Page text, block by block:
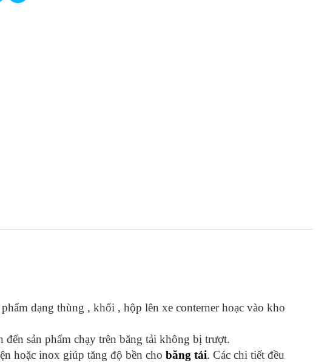
dạng thùng , khối , hộp lên xe conterner hoạc vào kho
sản phẩm chạy trên băng tải không bị trượt.
hoặc inox giúp tăng độ bền cho băng tải. Các chi tiết đều